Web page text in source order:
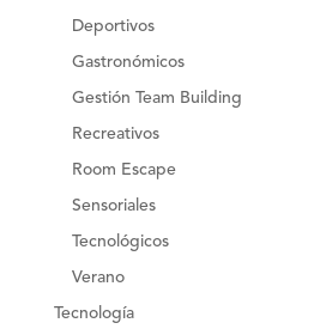
Deportivos
Gastronómicos
Gestión Team Building
Recreativos
Room Escape
Sensoriales
Tecnológicos
Verano
Tecnología